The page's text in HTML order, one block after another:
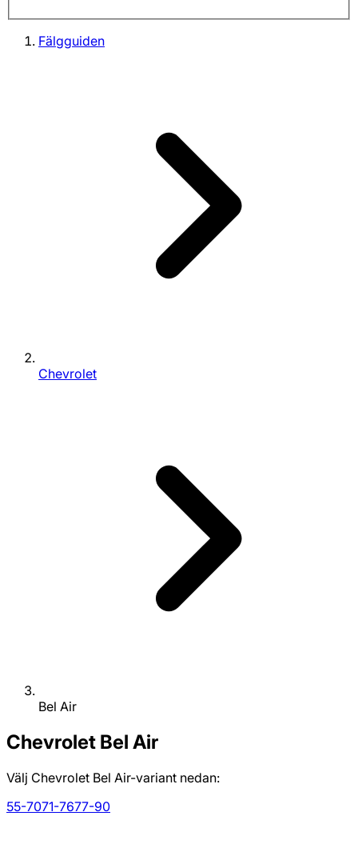
Fälgguiden
Chevrolet
Bel Air
Chevrolet Bel Air
Välj Chevrolet Bel Air-variant nedan:
55-7071-7677-90